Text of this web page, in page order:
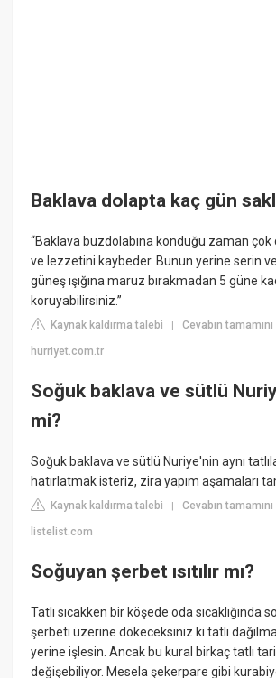
Baklava dolapta kaç gün
“Baklava buzdolabına konduğu zaman
ve lezzetini kaybeder. Bunun yerine serin
güneş ışığına maruz bırakmadan 5 güne
koruyabilirsiniz.”
Kaynak kaldırma talebi |Cevabın
hurriyet.com.tr
Soğuk baklava ve sütlü
mi?
Soğuk baklava ve sütlü Nuriye'nin aynı
hatırlatmak isteriz, zira yapım aşamaları
Kaynak kaldırma talebi |Cevabın
listelist.com
Soğuyan şerbet ısıtılır mı?
Tatlı sıcakken bir köşede oda sıcaklığında
şerbeti üzerine dökeceksiniz ki tatlı
yerine işlesin. Ancak bu kural birkaç tatlı
değişebiliyor. Mesela şekerpare gibi